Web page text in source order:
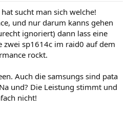
sucht man sich welche!
und nur darum kanns gehen
ignoriert) dann lass eine
zwei sp1614c im raid0 auf dem
rockt.
Auch die samsungs sind pata
und? Die Leistung stimmt und
nicht!